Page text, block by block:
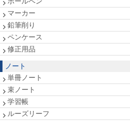
マーカー
鉛筆削り
ペンケース
修正用品
ノート
単冊ノート
束ノート
学習帳
ルーズリーフ